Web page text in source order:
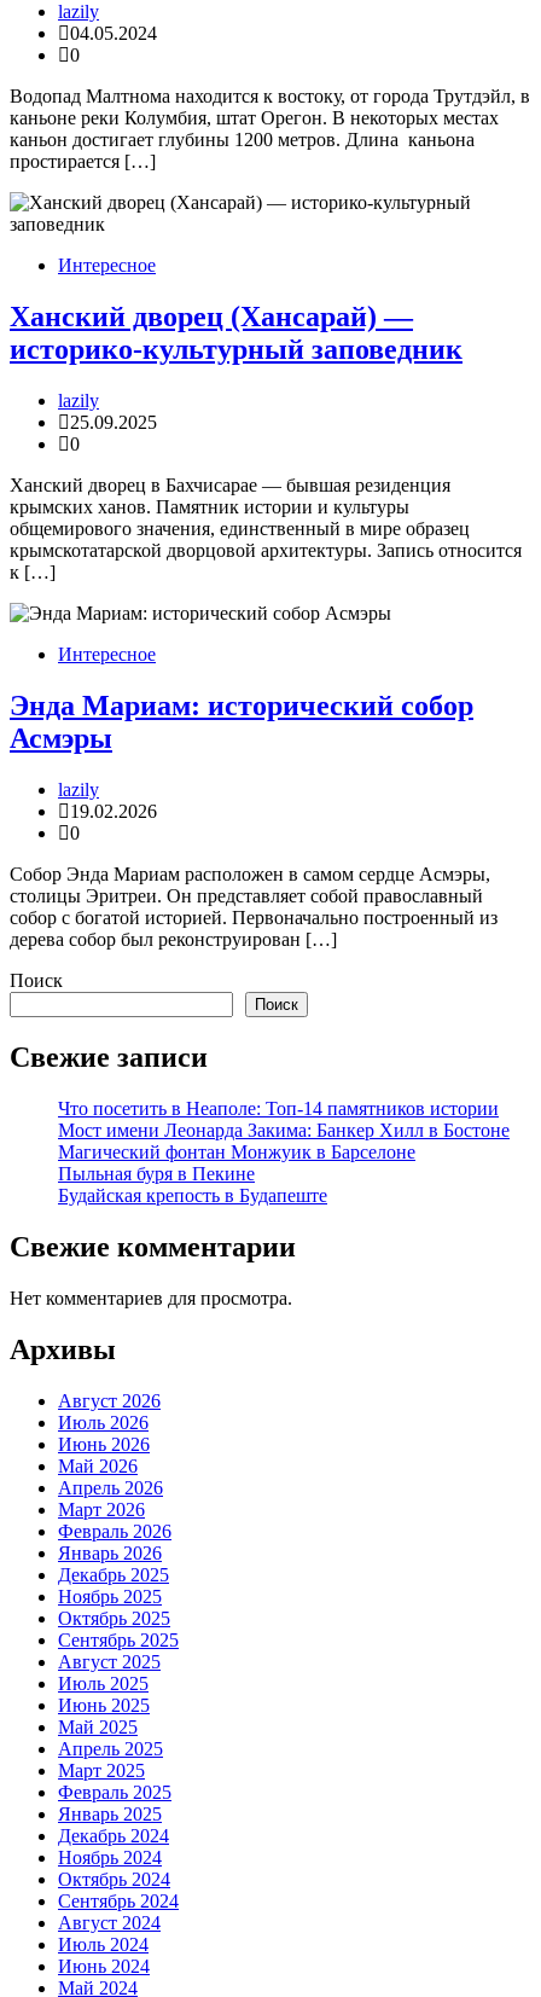
lazily
04.05.2024
0
Водопад Малтнома находится к востоку, от города Трутдэйл, в
каньоне реки Колумбия, штат Орегон. В некоторых местах
каньон достигает глубины 1200 метров. Длина каньона
простирается […]
Интересное
Ханский дворец (Хансарай) —
историко-культурный заповедник
lazily
25.09.2025
0
Ханский дворец в Бахчисарае — бывшая резиденция
крымских ханов. Памятник истории и культуры
общемирового значения, единственный в мире образец
крымскотатарской дворцовой архитектуры. Запись относится
к […]
Интересное
Энда Мариам: исторический собор
Асмэры
lazily
19.02.2026
0
Собор Энда Мариам расположен в самом сердце Асмэры,
столицы Эритреи. Он представляет собой православный
собор с богатой историей. Первоначально построенный из
дерева собор был реконструирован […]
Поиск
Поиск
Свежие записи
Что посетить в Неаполе: Топ-14 памятников истории
Мост имени Леонарда Закима: Банкер Хилл в Бостоне
Магический фонтан Монжуик в Барселоне
Пыльная буря в Пекине
Будайская крепость в Будапеште
Свежие комментарии
Нет комментариев для просмотра.
Архивы
Август 2026
Июль 2026
Июнь 2026
Май 2026
Апрель 2026
Март 2026
Февраль 2026
Январь 2026
Декабрь 2025
Ноябрь 2025
Октябрь 2025
Сентябрь 2025
Август 2025
Июль 2025
Июнь 2025
Май 2025
Апрель 2025
Март 2025
Февраль 2025
Январь 2025
Декабрь 2024
Ноябрь 2024
Октябрь 2024
Сентябрь 2024
Август 2024
Июль 2024
Июнь 2024
Май 2024